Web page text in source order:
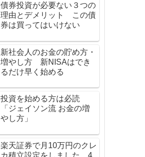
債券投資が必要ない３つの
理由とデメリット この債
券は買ってはいけない
新社会人のお金の貯め方・
増やし方 新NISAはでき
るだけ早く始める
投資を始める方は必読
「ジェイソン流 お金の増
やし方」
楽天証券で月10万円のクレ